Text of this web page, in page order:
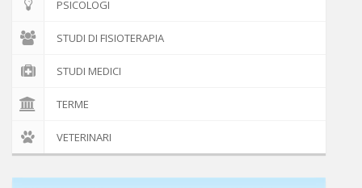
PSICOLOGI
STUDI DI FISIOTERAPIA
STUDI MEDICI
TERME
VETERINARI